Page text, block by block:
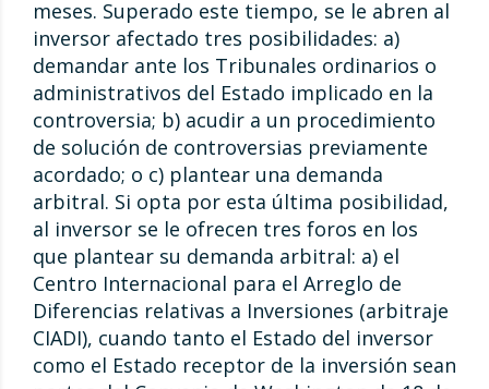
meses. Superado este tiempo, se le abren al
inversor afectado tres posibilidades: a)
demandar ante los Tribunales ordinarios o
administrativos del Estado implicado en la
controversia; b) acudir a un procedimiento
de solución de controversias previamente
acordado; o c) plantear una demanda
arbitral. Si opta por esta última posibilidad,
al inversor se le ofrecen tres foros en los
que plantear su demanda arbitral: a) el
Centro Internacional para el Arreglo de
Diferencias relativas a Inversiones (arbitraje
CIADI), cuando tanto el Estado del inversor
como el Estado receptor de la inversión sean